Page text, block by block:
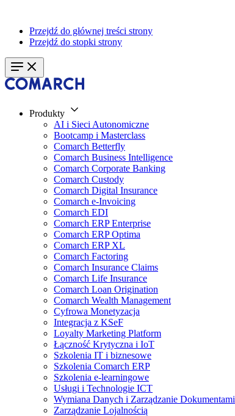
Przejdź do głównej treści strony
Przejdź do stopki strony
Produkty
AI i Sieci Autonomiczne
Bootcamp i Masterclass
Comarch Betterfly
Comarch Business Intelligence
Comarch Corporate Banking
Comarch Custody
Comarch Digital Insurance
Comarch e-Invoicing
Comarch EDI
Comarch ERP Enterprise
Comarch ERP Optima
Comarch ERP XL
Comarch Factoring
Comarch Insurance Claims
Comarch Life Insurance
Comarch Loan Origination
Comarch Wealth Management
Cyfrowa Monetyzacja
Integracja z KSeF
Loyalty Marketing Platform
Łączność Krytyczna i IoT
Szkolenia IT i biznesowe
Szkolenia Comarch ERP
Szkolenia e-learningowe
Usługi i Technologie ICT
Wymiana Danych i Zarządzanie Dokumentami
Zarządzanie Lojalnością